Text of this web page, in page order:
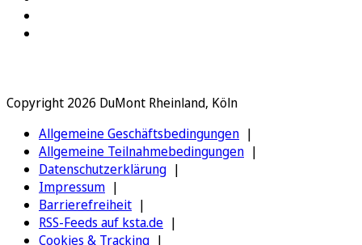
Copyright 2026 DuMont Rheinland, Köln
Allgemeine Geschäftsbedingungen
Allgemeine Teilnahmebedingungen
Datenschutzerklärung
Impressum
Barrierefreiheit
RSS-Feeds auf ksta.de
Cookies & Tracking